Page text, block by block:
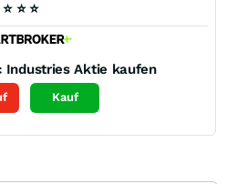
⭐ ⭐ ⭐
Industries Aktie kaufen
Kauf